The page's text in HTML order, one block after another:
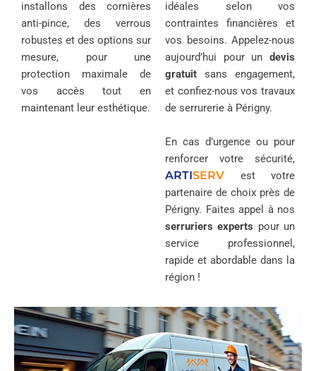
installons des cornières
anti-pince, des verrous
robustes et des options sur
mesure, pour une
protection maximale de
vos accès tout en
maintenant leur esthétique.
idéales selon vos
contraintes financières et
vos besoins. Appelez-nous
aujourd’hui pour un devis
gratuit sans engagement,
et confiez-nous vos travaux
de serrurerie à Périgny.
En cas d’urgence ou pour
renforcer votre sécurité,
ARTISERV est votre
partenaire de choix près de
Périgny. Faites appel à nos
serruriers experts pour un
service professionnel,
rapide et abordable dans la
région !